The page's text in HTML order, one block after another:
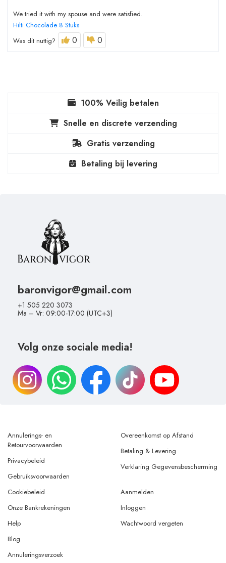
We tried it with my spouse and were satisfied.
Hilti Chocolade 8 Stuks
Was dit nuttig?
0 0
100% Veilig betalen
Snelle en discrete verzending
Gratis verzending
Betaling bij levering
baronvigor@gmail.com
+1 505 220 3073
Ma – Vr: 09:00-17:00 (UTC+3)
Volg onze sociale media!
Annulerings- en
Retourvoorwaarden
Privacybeleid
Gebruiksvoorwaarden
Overeenkomst op Afstand
Betaling & Levering
Verklaring Gegevensbescherming
Cookiebeleid
Onze Bankrekeningen
Help
Aanmelden
Inloggen
Wachtwoord vergeten
Blog
Annuleringsverzoek